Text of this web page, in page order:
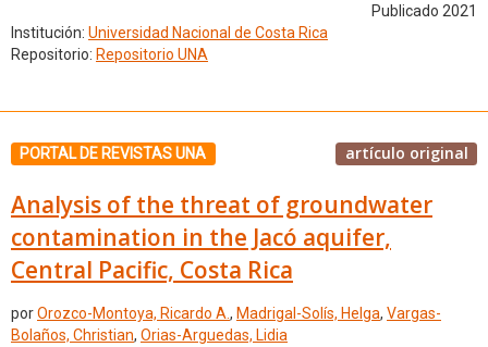
Publicado 2021
Institución: Universidad Nacional de Costa Rica
Repositorio: Repositorio UNA
PORTAL DE REVISTAS UNA artículo original
Analysis of the threat of groundwater
contamination in the Jacó aquifer,
Central Pacific, Costa Rica
porOrozco-Montoya, Ricardo A., Madrigal-Solís, Helga, Vargas-
Bolaños, Christian, Orias-Arguedas, Lidia